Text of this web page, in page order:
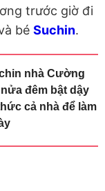
trước giờ đi
bé Suchin.
nhà Cường
đêm bật dậy
cả nhà để làm